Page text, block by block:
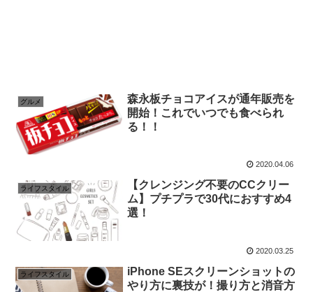
グルメ
森永板チョコアイスが通年販売を
開始！これでいつでも食べられ
る！！
2020.04.06
ライフスタイル
【クレンジング不要のCCクリー
ム】プチプラで30代におすすめ4
選！
2020.03.25
ライフスタイル
iPhone SEスクリーンショットの
やり方に裏技が！撮り方と消音方